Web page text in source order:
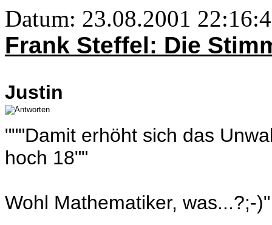
Datum: 23.08.2001
Frank Steffel: Die
Justin
"""Damit erhöht sich das
hoch 18""
Wohl Mathematiker, was...?;-)"